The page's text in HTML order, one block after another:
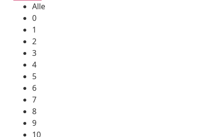
Alle
0
1
2
3
4
5
6
7
8
9
10